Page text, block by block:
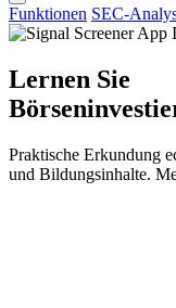
Funktionen SEC-
Lernen Sie
Praktische Erkundung
und Bildungsinhalte.